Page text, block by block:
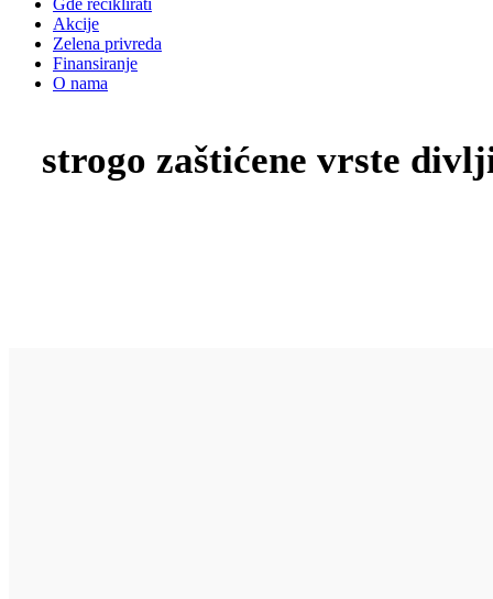
Gde reciklirati
Akcije
Zelena privreda
Finansiranje
O nama
strogo zaštićene vrste